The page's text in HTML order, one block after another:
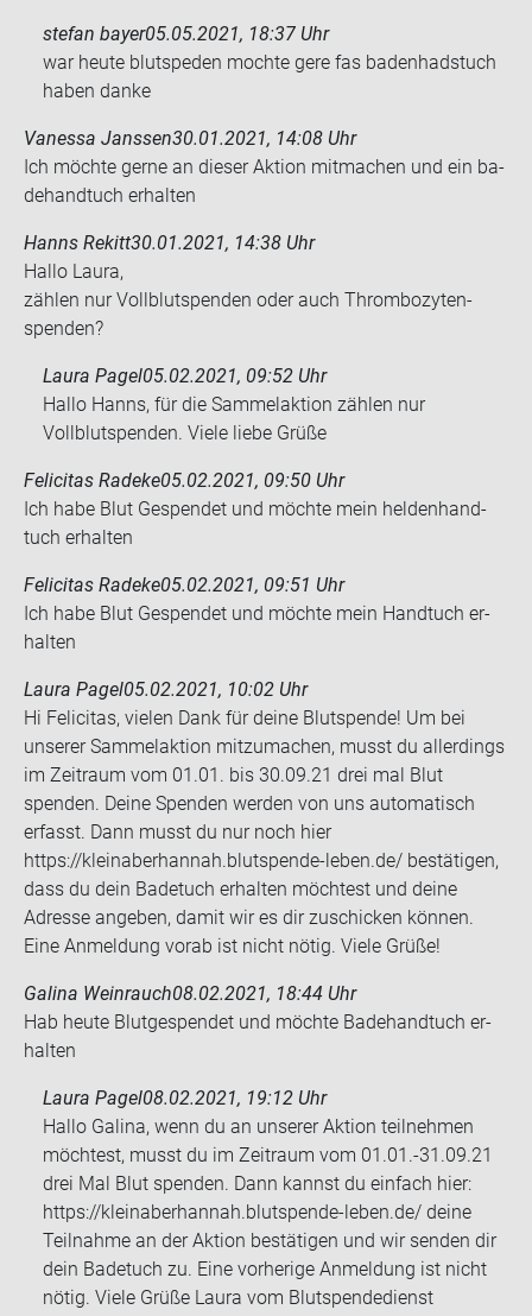
stefan bayer05.05.2021, 18:37 Uhr
war heute blut­spe­den moch­te gere fas ba­den­had­s­tuch
haben danke
Vanessa Janssen30.01.2021, 14:08 Uhr
Ich möch­te gerne an die­ser Ak­ti­on mit­ma­chen und ein ba­
de­hand­tuch er­hal­ten
Hanns Rekitt30.01.2021, 14:38 Uhr
Hallo Laura,
zäh­len nur Voll­blut­spen­den oder auch Throm­bo­zy­ten­
spen­den?
Laura Pagel05.02.2021, 09:52 Uhr
Hallo Hanns, für die Sammelaktion zählen nur
Vollblutspenden. Viele liebe Grüße
Felicitas Radeke05.02.2021, 09:50 Uhr
Ich habe Blut Ge­spen­det und möch­te mein hel­den­hand­
tuch er­hal­ten
Felicitas Radeke05.02.2021, 09:51 Uhr
Ich habe Blut Ge­spen­det und möch­te mein Hand­tuch er­
hal­ten
Laura Pagel05.02.2021, 10:02 Uhr
Hi Felicitas, vielen Dank für deine Blutspende! Um bei
unserer Sammelaktion mitzumachen, musst du allerdings
im Zeitraum vom 01.01. bis 30.09.21 drei mal Blut
spenden. Deine Spenden werden von uns automatisch
erfasst. Dann musst du nur noch hier
https://kleinaberhannah.blutspende-leben.de/ bestätigen,
dass du dein Badetuch erhalten möchtest und deine
Adresse angeben, damit wir es dir zuschicken können.
Eine Anmeldung vorab ist nicht nötig. Viele Grüße!
Galina Weinrauch08.02.2021, 18:44 Uhr
Hab heute Blut­ge­spen­det und möch­te Ba­de­hand­tuch er­
hal­ten
Laura Pagel08.02.2021, 19:12 Uhr
Hallo Galina, wenn du an unserer Aktion teilnehmen
möchtest, musst du im Zeitraum vom 01.01.-31.09.21
drei Mal Blut spenden. Dann kannst du einfach hier:
https://kleinaberhannah.blutspende-leben.de/ deine
Teilnahme an der Aktion bestätigen und wir senden dir
dein Badetuch zu. Eine vorherige Anmeldung ist nicht
nötig. Viele Grüße Laura vom Blutspendedienst